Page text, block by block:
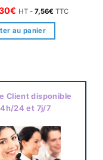
:
€ Le
actuel
est :
HT -7,56€ TTC
au panier
Client disponible
24 et 7j/7